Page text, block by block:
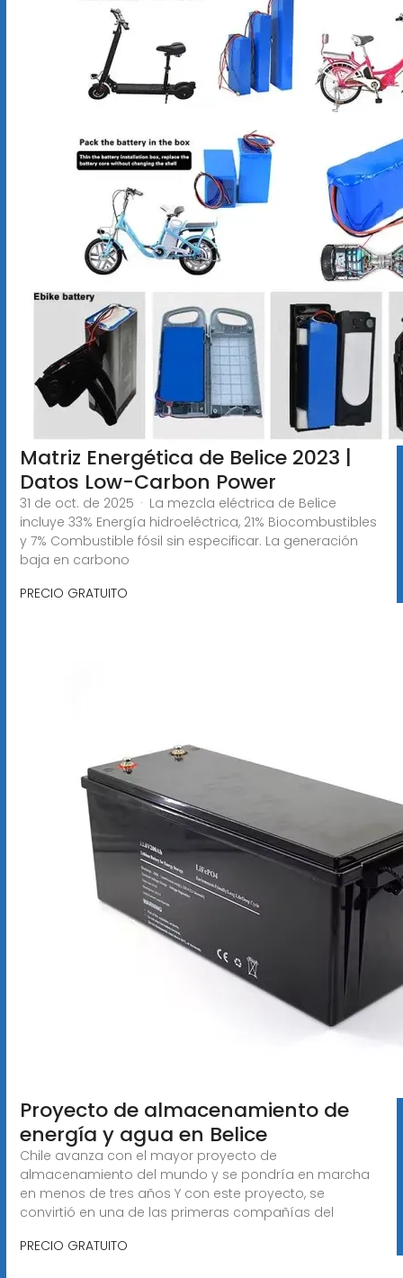
Matriz Energética de Belice 2023 |
Datos Low-Carbon Power
31 de oct. de 2025 · La mezcla eléctrica de Belice
incluye 33% Energía hidroeléctrica, 21% Biocombustibles
y 7% Combustible fósil sin especificar. La generación
baja en carbono
PRECIO GRATUITO
Proyecto de almacenamiento de
energía y agua en Belice
Chile avanza con el mayor proyecto de
almacenamiento del mundo y se pondría en marcha
en menos de tres años Y con este proyecto, se
convirtió en una de las primeras compañías del
PRECIO GRATUITO